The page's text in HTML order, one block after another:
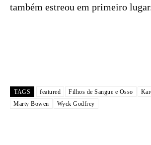
também estreou em primeiro
TAGS featured Filhos de Sangue e Osso
Marty Bowen
Wyck Godfrey